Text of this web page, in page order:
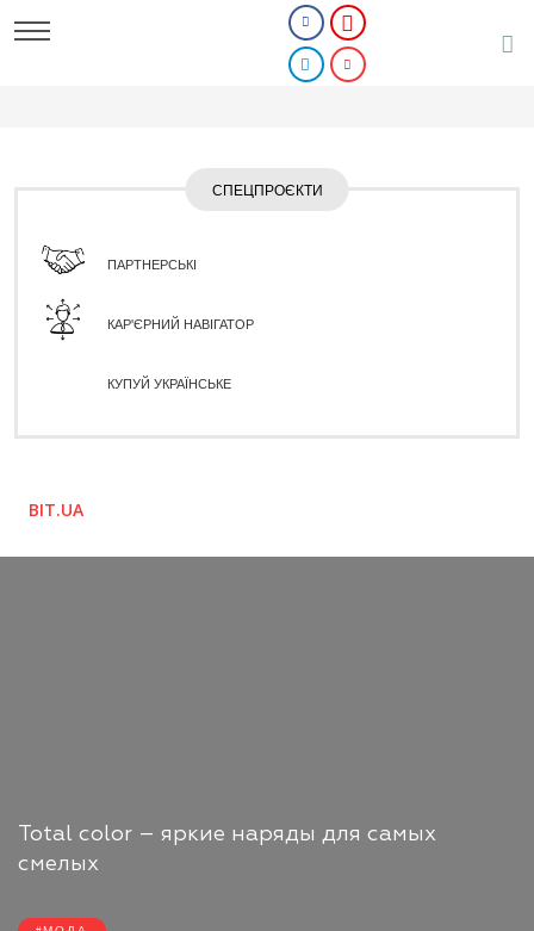
СПЕЦПРОЄКТИ
ПАРТНЕРСЬКІ
КАР'ЄРНИЙ НАВІГАТОР
КУПУЙ УКРАЇНСЬКЕ
BIT.UA
Total color – яркие наряды для самых
смелых